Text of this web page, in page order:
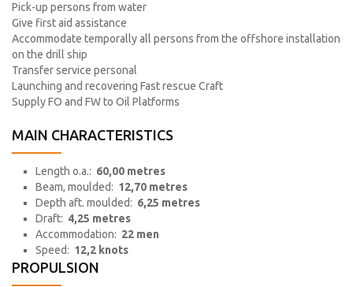
Pick-up persons from water
Give first aid assistance
Accommodate temporally all persons from the offshore installation
on the drill ship
Transfer service personal
Launching and recovering Fast rescue Craft
Supply FO and FW to Oil Platforms
MAIN CHARACTERISTICS
Length o.a.: 60,00 metres
Beam, moulded: 12,70 metres
Depth aft. moulded: 6,25 metres
Draft: 4,25 metres
Accommodation: 22 men
Speed: 12,2 knots
PROPULSION